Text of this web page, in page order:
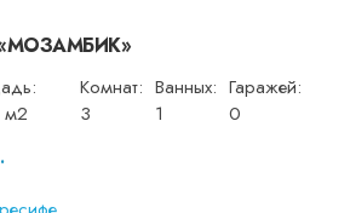
м2
Комнат:
3
Ванных:
1
Гаражей:
0